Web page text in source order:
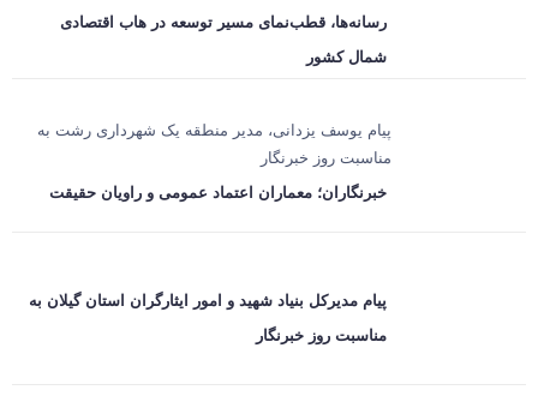
رسانه‌ها، قطب‌نمای مسیر توسعه در هاب اقتصادی
شمال كشور
پیام یوسف یزدانی، مدیر منطقه یک شهرداری رشت به
مناسبت روز خبرنگار
خبرنگاران؛ معماران اعتماد عمومی و راویان حقیقت
پیام مدیرکل بنیاد شهید و امور ایثارگران استان گیلان به
مناسبت روز خبرنگار